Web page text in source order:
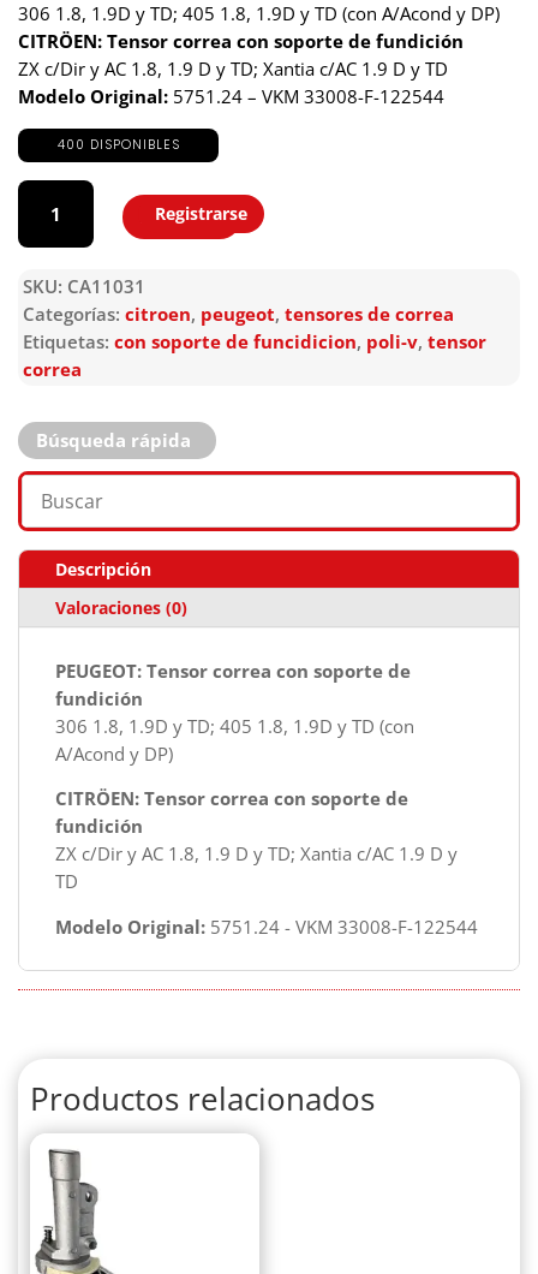
306 1.8, 1.9D y TD; 405 1.8, 1.9D y TD (con A/Acond y DP)
CITRÖEN: Tensor correa con soporte de fundición
ZX c/Dir y AC 1.8, 1.9 D y TD; Xantia c/AC 1.9 D y TD
Modelo Original: 5751.24 – VKM 33008-F-122544
400 DISPONIBLES
CA11031
cantidad
Agregar
Registrarse
SKU: CA11031
Categorías: citroen, peugeot, tensores de correa
Etiquetas: con soporte de funcidicion, poli-v, tensor
correa
Búsqueda rápida
Descripción
Valoraciones (0)
PEUGEOT: Tensor correa con soporte de
fundición
306 1.8, 1.9D y TD; 405 1.8, 1.9D y TD (con
A/Acond y DP)
CITRÖEN: Tensor correa con soporte de
fundición
ZX c/Dir y AC 1.8, 1.9 D y TD; Xantia c/AC 1.9 D y
TD
Modelo Original: 5751.24 - VKM 33008-F-122544
Productos relacionados